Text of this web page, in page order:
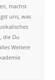
machst
uns, was
die Du
Weitere